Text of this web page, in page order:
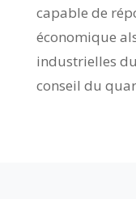
capable de
économique
industrielles
conseil du